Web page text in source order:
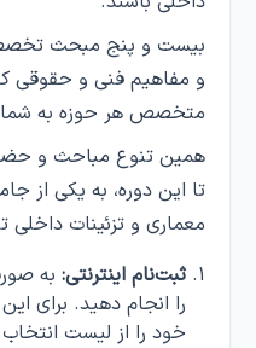
بیست و پنج مبحث
و مفاهیم فنی و حقوقی
متخصص هر حوزه به
همین تنوع مباحث و
تا این دوره، به یکی
معماری و تزئینات داخلی
ثبت‌نام اینترنتی: به
را انجام دهید. برای این
خود را از لیست